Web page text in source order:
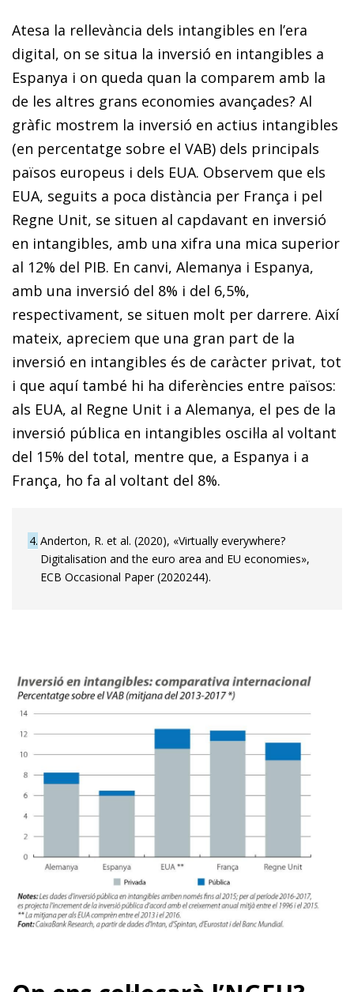
Atesa la rellevància dels intangibles en l’era
digital, on se situa la inversió en intangibles a
Espanya i on queda quan la comparem amb la
de les altres grans economies avançades? Al
gràfic mostrem la inversió en actius intangibles
(en percentatge sobre el VAB) dels principals
països europeus i dels EUA. Observem que els
EUA, seguits a poca distància per França i pel
Regne Unit, se situen al capdavant en inversió
en intangibles, amb una xifra una mica superior
al 12% del PIB. En canvi, Alemanya i Espanya,
amb una inversió del 8% i del 6,5%,
respectivament, se situen molt per darrere. Així
mateix, apreciem que una gran part de la
inversió en intangibles és de caràcter privat, tot
i que aquí també hi ha diferències entre països:
als EUA, al Regne Unit i a Alemanya, el pes de la
inversió pública en intangibles oscil·la al voltant
del 15% del total, mentre que, a Espanya i a
França, ho fa al voltant del 8%.
4 Anderton, R. et al. (2020), «Virtually everywhere?
Digitalisation and the euro area and EU economies»,
ECB Occasional Paper (2020244).